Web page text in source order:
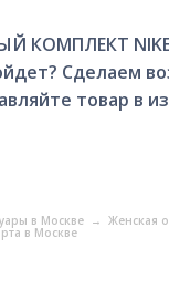
Сделаем
товар в
в Москве → Женская
в Москве